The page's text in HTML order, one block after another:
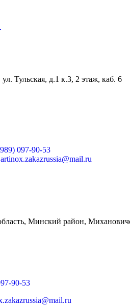
Тульская, д.1 к.3, 2 этаж, каб. 6
097-90-53
artinox.zakazrussia@mail.ru
Минский район,
90-53